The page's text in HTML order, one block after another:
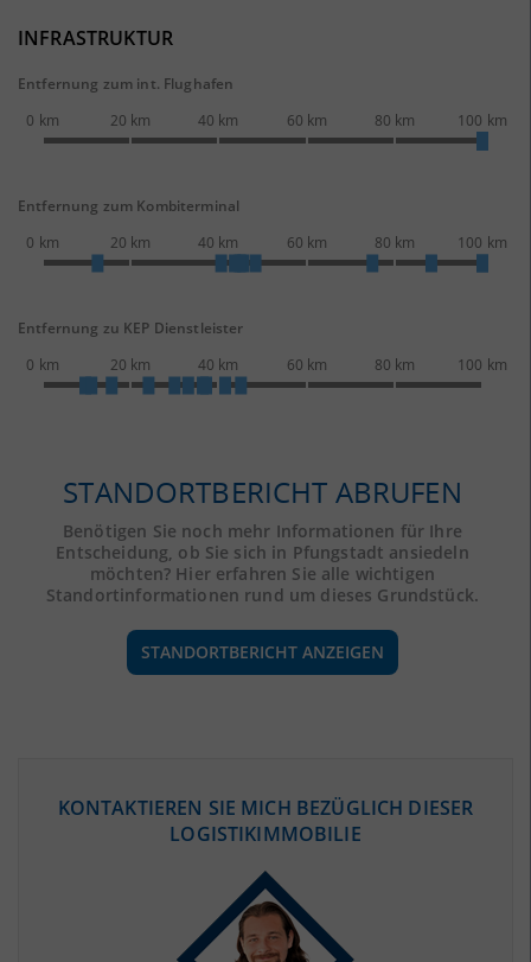
INFRASTRUKTUR
Entfernung zum int. Flughafen
0 km
20 km 40 km 60 km 80 km 100 km
Entfernung zum Kombiterminal
0 km
20 km 40 km 60 km 80 km 100 km
Entfernung zu KEP Dienstleister
0 km
20 km 40 km 60 km 80 km 100 km
STANDORTBERICHT ABRUFEN
Benötigen Sie noch mehr Informationen für Ihre
Entscheidung, ob Sie sich in Pfungstadt ansiedeln
möchten? Hier erfahren Sie alle wichtigen
Standortinformationen rund um dieses Grundstück.
STANDORTBERICHT ANZEIGEN
(STAND: 12/2019)
KONTAKTIEREN SIE MICH BEZÜGLICH DIESER
LOGISTIKIMMOBILIE